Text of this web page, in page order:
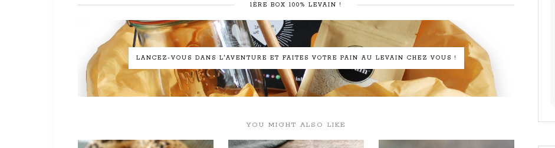
1ÈRE BOX 100% LEVAIN !
LANCEZ-VOUS DANS L'AVENTURE ET FAITES VOTRE PAIN AU LEVAIN CHEZ VOUS !
YOU MIGHT ALSO LIKE